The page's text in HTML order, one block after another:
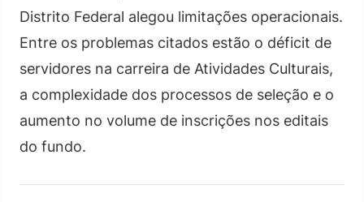
Distrito Federal alegou limitações operacionais.
Entre os problemas citados estão o déficit de
servidores na carreira de Atividades Culturais,
a complexidade dos processos de seleção e o
aumento no volume de inscrições nos editais
do fundo.